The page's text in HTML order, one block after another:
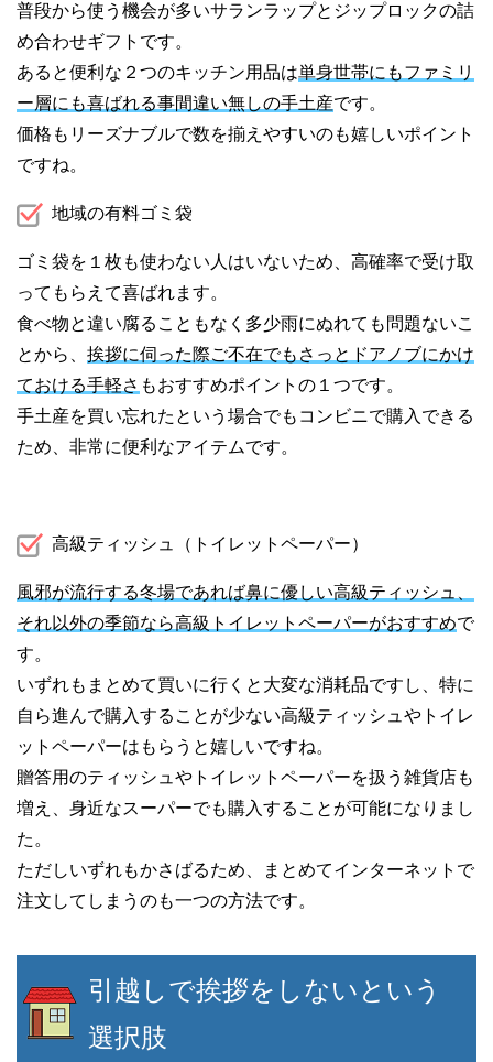
普段から使う機会が多いサランラップとジップロックの詰
め合わせギフトです。
あると便利な２つのキッチン用品は単身世帯にもファミリ
ー層にも喜ばれる事間違い無しの手土産です。
価格もリーズナブルで数を揃えやすいのも嬉しいポイント
ですね。
地域の有料ゴミ袋
ゴミ袋を１枚も使わない人はいないため、高確率で受け取
ってもらえて喜ばれます。
食べ物と違い腐ることもなく多少雨にぬれても問題ないこ
とから、 挨拶に伺った際ご不在でもさっとドアノブにかけ
ておける手軽さ もおすすめポイントの１つです。
手土産を買い忘れたという場合でもコンビニで購入できる
ため、非常に便利なアイテムです。
高級ティッシュ（トイレットペーパー）
風邪が流行する冬場であれば鼻に優しい高級ティッシュ、
それ以外の季節なら高級トイレットペーパーがおすすめで
す。
いずれもまとめて買いに行くと大変な消耗品ですし、特に
自ら進んで購入することが少ない高級ティッシュやトイレ
ットペーパーはもらうと嬉しいですね。
贈答用のティッシュやトイレットペーパーを扱う雑貨店も
増え、身近なスーパーでも購入することが可能になりまし
た。
ただしいずれもかさばるため、まとめてインターネットで
注文してしまうのも一つの方法です。
引越しで挨拶をしないという
選択肢